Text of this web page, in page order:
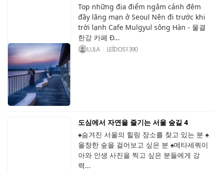
Top những địa điểm ngắm cảnh đêm
đầy lãng mạn ở Seoul Nên đi trước khi
trời lạnh Cafe Mulgyul sông Hàn - 물결
한강 카페 Đ...
LULA LEÍDOS1390
도심에서 자연을 즐기는 서울 숲길 4
♠숨겨진 서울의 힐링 장소를 찾고 있는 분 ♠
울창한 숲을 걸어보고 싶은 분 ♠메타세쿼이
아와 인생 사진을 찍고 싶은 분들에게 강
력...